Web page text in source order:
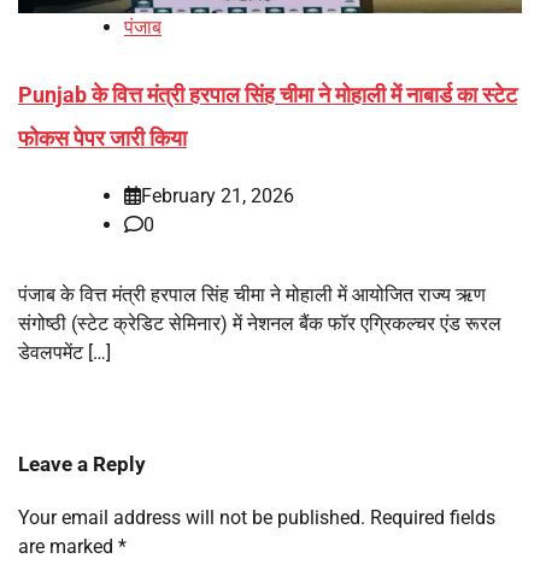
पंजाब
Punjab के वित्त मंत्री हरपाल सिंह चीमा ने मोहाली में नाबार्ड का स्टेट
फोकस पेपर जारी किया
February 21, 2026
0
पंजाब के वित्त मंत्री हरपाल सिंह चीमा ने मोहाली में आयोजित राज्य ऋण
संगोष्ठी (स्टेट क्रेडिट सेमिनार) में नेशनल बैंक फॉर एग्रिकल्चर एंड रूरल
डेवलपमेंट […]
Leave a Reply
Your email address will not be published. Required fields
are marked *